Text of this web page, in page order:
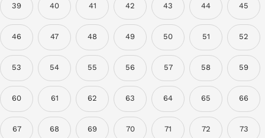
39 40 41 42 43 44 45
46 47 48 49 50 51 52
53 54 55 56 57 58 59
60 61 62 63 64 65 66
67 68 69 70 71 72 73